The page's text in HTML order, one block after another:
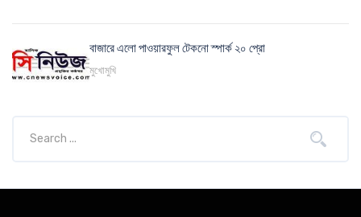
বাজারে এলো পাওয়ারফুল টেকনো স্পার্ক ২০ প্রো
মুখোমুখি